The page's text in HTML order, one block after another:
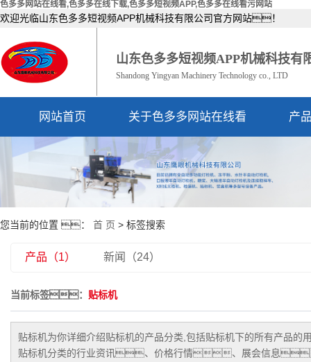
色多多网站在线看,色多多在线下载,色多多短视频APP,色多多在线看污网站
欢迎光临山东色多多短视频APP机械科技有限公司官方网站！
山东色多多短视频APP机械科技有
Shandong Yingyan Machinery Technology co., LTD
网站首页 关于色多多网站在线看
公司简介
资质荣誉
产
您当前的位置 ： 首 页 > 标签搜索
产品（1） 新闻（24）
当前标签： 贴标机
贴标机为你详细介绍贴标机的产品分类,包括贴标机下的所有产品
贴标机分类的行业资讯、价格行情、展会信息